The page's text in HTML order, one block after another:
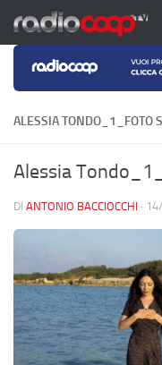
Salta al contenuto
ALESSIA TONDO_1_FOTO
Alessia
DI ANTONIO BACCIOCCHI ·